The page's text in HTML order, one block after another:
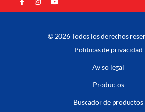
© 2026 Todos los derechos
Politicas de privacidad
Aviso legal
Productos
Buscador de productos